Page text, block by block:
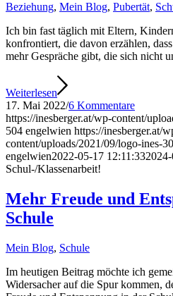
Beziehung, Mein Blog, Pubertät,
Ich bin fast täglich mit Eltern,
konfrontiert, die davon erzählen,
mehr Gespräche gibt, die sich nicht
Weiterlesen
17. Mai 2022/6 Kommentare
https://inesberger.at/wp-content/
504 engelwien https://inesberger.at/
content/uploads/2021/09/logo-ines-
engelwien2022-05-17 12:11:33
Schul-/Klassenarbeit!
Mehr Freude und
Schule
Mein Blog, Schule
Im heutigen Beitrag möchte ich
Widersacher auf die Spur kommen,